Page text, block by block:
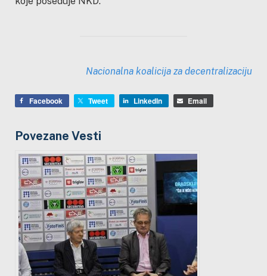
Nacionalna koalicija za decentralizaciju
Facebook Tweet LinkedIn Email
Povezane Vesti